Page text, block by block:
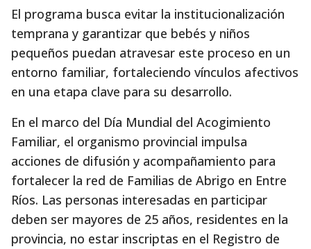
El programa busca evitar la institucionalización
temprana y garantizar que bebés y niños
pequeños puedan atravesar este proceso en un
entorno familiar, fortaleciendo vínculos afectivos
en una etapa clave para su desarrollo.
En el marco del Día Mundial del Acogimiento
Familiar, el organismo provincial impulsa
acciones de difusión y acompañamiento para
fortalecer la red de Familias de Abrigo en Entre
Ríos. Las personas interesadas en participar
deben ser mayores de 25 años, residentes en la
provincia, no estar inscriptas en el Registro de